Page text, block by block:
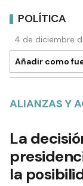
POLÍTICA
4 de diciembre
Añadir como
ALIANZAS Y
La
la